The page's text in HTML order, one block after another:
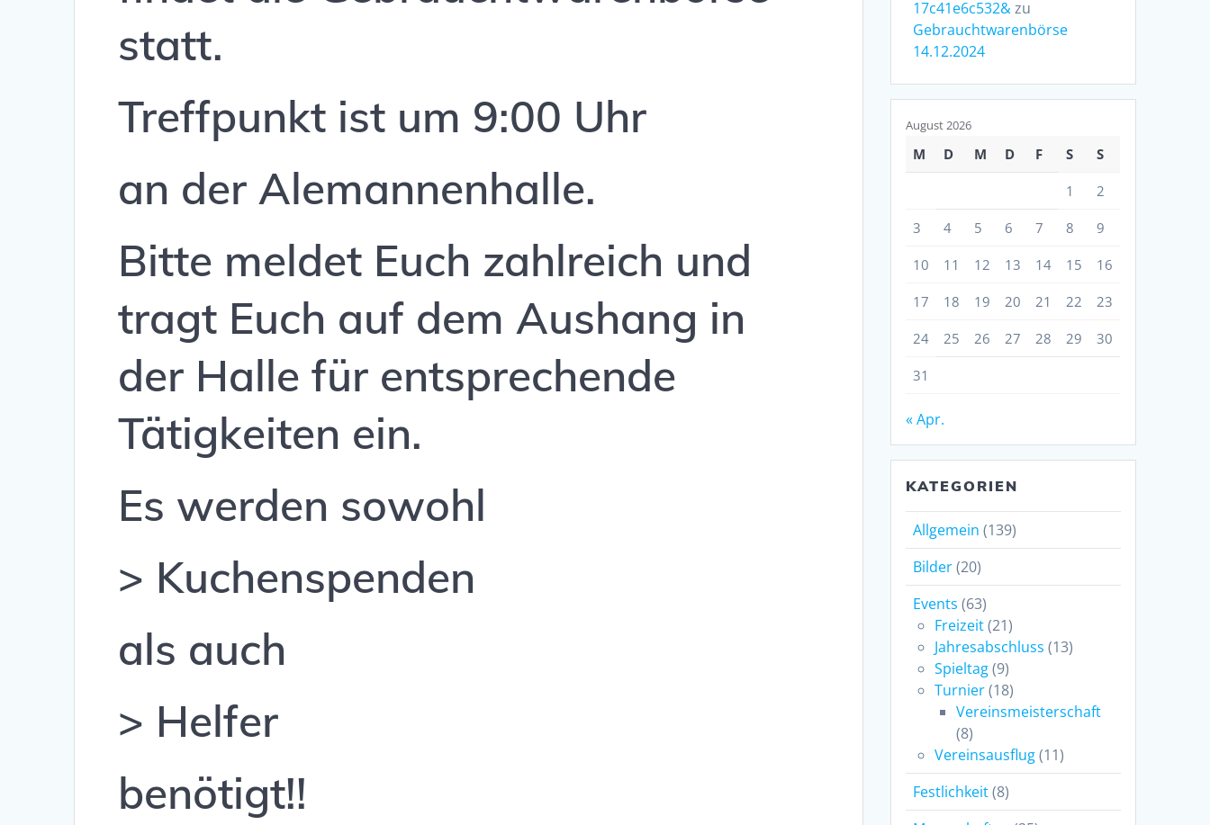
statt.
Treffpunkt ist um 9:00 Uhr
an der Alemannenhalle.
Bitte meldet Euch zahlreich und
tragt Euch auf dem Aushang in
der Halle für entsprechende
Tätigkeiten ein.
Es werden sowohl
> Kuchenspenden
als auch
> Helfer
benötigt!!
17c41e6c532&zu
Gebrauchtwarenbörse
14.12.2024
August 2026
M D M D F S S
1 2
3 4 5 6 7 8 9
10 11 12 13 14 15 16
17 18 19 20 21 22 23
24 25 26 27 28 29 30
31
« Apr.
KATEGORIEN
Allgemein (139)
Bilder(20)
Events (63)
Freizeit(21)
Jahresabschluss (13)
Spieltag(9)
Turnier(18)
Vereinsmeisterschaft
(8)
Vereinsausflug(11)
Festlichkeit(8)